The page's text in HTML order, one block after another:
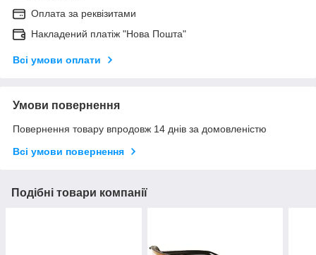
Оплата за реквізитами
Накладений платіж "Нова Пошта"
Всі умови оплати
Умови повернення
Повернення товару впродовж 14 днів за домовленістю
Всі умови повернення
Подібні товари компанії